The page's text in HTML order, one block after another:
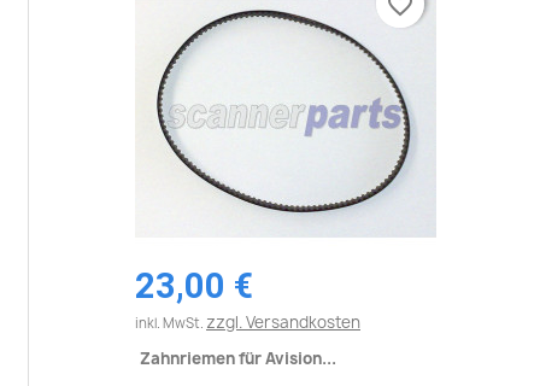
23,00 €
inkl. MwSt. zzgl. Versandkosten
Zahnriemen für Avision...